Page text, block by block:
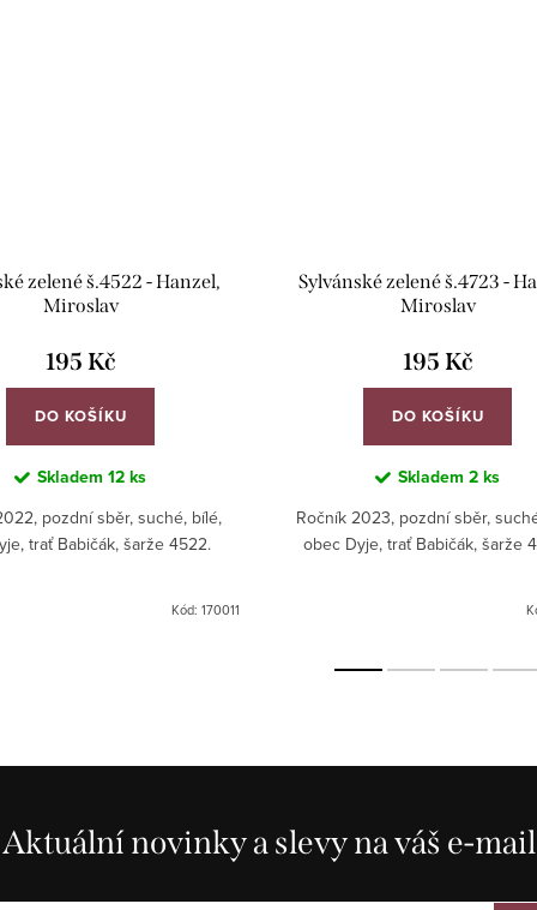
zelené š.4522 - Hanzel,
Miroslav
195 Kč
DO KOŠÍKU
Skladem 12 ks
pozdní sběr, suché, bílé,
trať Babičák, šarže 4522.
Kód: 170011
Sylvánské zelené š.4723 -
Miroslav
195 Kč
DO KOŠÍKU
Skladem 2 ks
Ročník 2023, pozdní sběr,
obec Dyje, trať Babičák, šarže
Aktuální novinky a slevy na váš e-mail